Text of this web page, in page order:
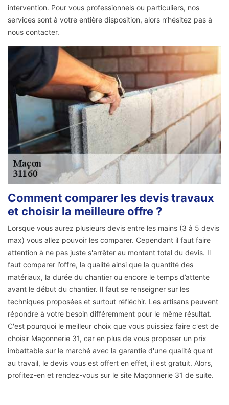
intervention. Pour vous professionnels ou particuliers, nos
services sont à votre entière disposition, alors n’hésitez pas à
nous contacter.
Comment comparer les devis travaux
et choisir la meilleure offre ?
Lorsque vous aurez plusieurs devis entre les mains (3 à 5 devis
max) vous allez pouvoir les comparer. Cependant il faut faire
attention à ne pas juste s'arrêter au montant total du devis. Il
faut comparer l’offre, la qualité ainsi que la quantité des
matériaux, la durée du chantier ou encore le temps d’attente
avant le début du chantier. Il faut se renseigner sur les
techniques proposées et surtout réfléchir. Les artisans peuvent
répondre à votre besoin différemment pour le même résultat.
C'est pourquoi le meilleur choix que vous puissiez faire c'est de
choisir Maçonnerie 31, car en plus de vous proposer un prix
imbattable sur le marché avec la garantie d'une qualité quant
au travail, le devis vous est offert en effet, il est gratuit. Alors,
profitez-en et rendez-vous sur le site Maçonnerie 31 de suite.